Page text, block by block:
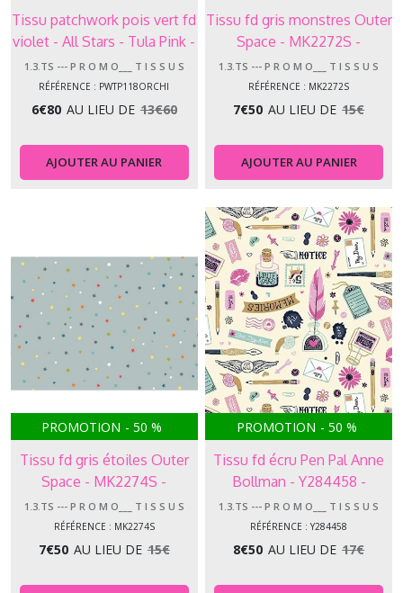
Tissu patchwork pois vert fd
violet - All Stars - Tula Pink -
Free Spirit
1.3.TS --- P R O M O___ T I S S U S
RÉFÉRENCE : PWTP118ORCHI
6€80 AU LIEU DE 13€60
AJOUTER AU PANIER
Tissu fd gris monstres Outer
Space - MK2272S -
Makower
1.3.TS --- P R O M O___ T I S S U S
RÉFÉRENCE : MK2272S
7€50 AU LIEU DE 15€
AJOUTER AU PANIER
PROMOTION - 50 %
Tissu fd gris étoiles Outer
Space - MK2274S -
Makower
1.3.TS --- P R O M O___ T I S S U S
RÉFÉRENCE : MK2274S
7€50 AU LIEU DE 15€
PROMOTION - 50 %
Tissu fd écru Pen Pal Anne
Bollman - Y284458 -
Clothworks
1.3.TS --- P R O M O___ T I S S U S
RÉFÉRENCE : Y284458
8€50 AU LIEU DE 17€